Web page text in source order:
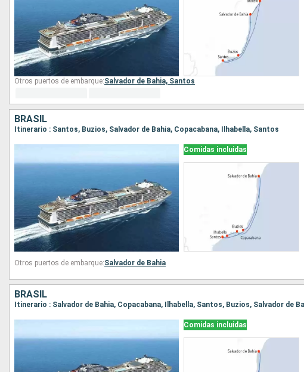
Otros puertos de embarque:Salvador de Bahia, Santos
BRASIL
Itinerario : Santos, Buzios, Salvador de Bahia, Copacabana, Ilhabella, Santos
Comidas incluidas
Otros puertos de embarque:Salvador de Bahia
BRASIL
Itinerario : Salvador de Bahia, Copacabana, Ilhabella, Santos, Buzios, Salvador de
Comidas incluidas